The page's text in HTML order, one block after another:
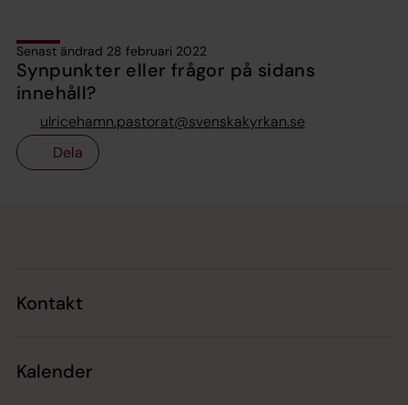
Senast ändrad 28 februari 2022
Synpunkter eller frågor på sidans
innehåll?
ulricehamn.pastorat@svenskakyrkan.se
Dela
Kontakt
Kalender